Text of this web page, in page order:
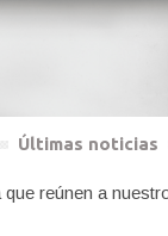
Últimas noticias
reúnen a